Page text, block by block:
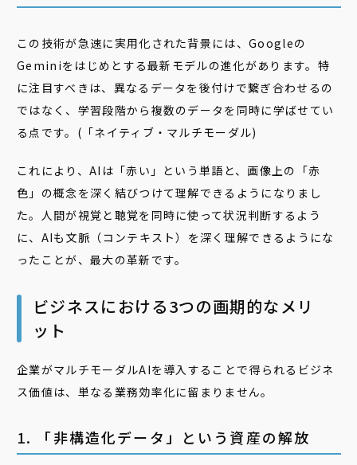
この技術が急速に実用化された背景には、Googleの
Geminiをはじめとする最新モデルの進化があります。特
に注目すべきは、異なるデータを後付けで繋ぎ合わせるの
ではなく、学習段階から複数のデータを同時に学ばせてい
る点です。(「ネイティブ・マルチモーダル)
これにより、AIは「赤い」という単語と、画像上の「赤
色」の概念を深く結びつけて理解できるようになりまし
た。人間が視覚と聴覚を同時に使って状況判断するよう
に、AIも文脈（コンテキスト）を深く理解できるようにな
ったことが、最大の革新です。
ビジネスにおける3つの画期的なメリ
ット
企業がマルチモーダルAIを導入することで得られるビジネ
ス価値は、単なる業務効率化に留まりません。
1. 「非構造化データ」という資産の解放